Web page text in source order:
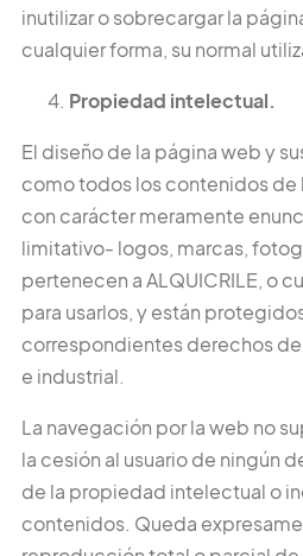
inutilizar o sobrecargar la
cualquier forma, su normal
Propiedad intelectual.
El diseño de la página web y
como todos los contenidos de
con carácter meramente
limitativo- logos, marcas,
pertenecen a ALQUICRILE, o
para usarlos, y están
correspondientes derechos
e industrial.
La navegación por la web no
la cesión al usuario de ningún
de la propiedad intelectual o
contenidos. Queda